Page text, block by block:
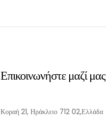
Επικοινωνήστε μαζί μας
Κοραή 21, Ηράκλειο 712 02,Ελλάδα